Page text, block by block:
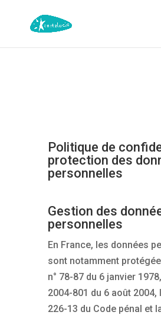
Politique de
protection des
personnelles
Gestion des
personnelles
En France, les données
sont notamment
n° 78-87 du 6 janvier
2004-801 du 6 août 2004,
226-13 du Code pénal et